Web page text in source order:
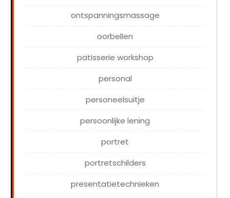
ontspanningsmassage
oorbellen
patisserie workshop
personal
personeelsuitje
persoonlijke lening
portret
portretschilders
presentatietechnieken